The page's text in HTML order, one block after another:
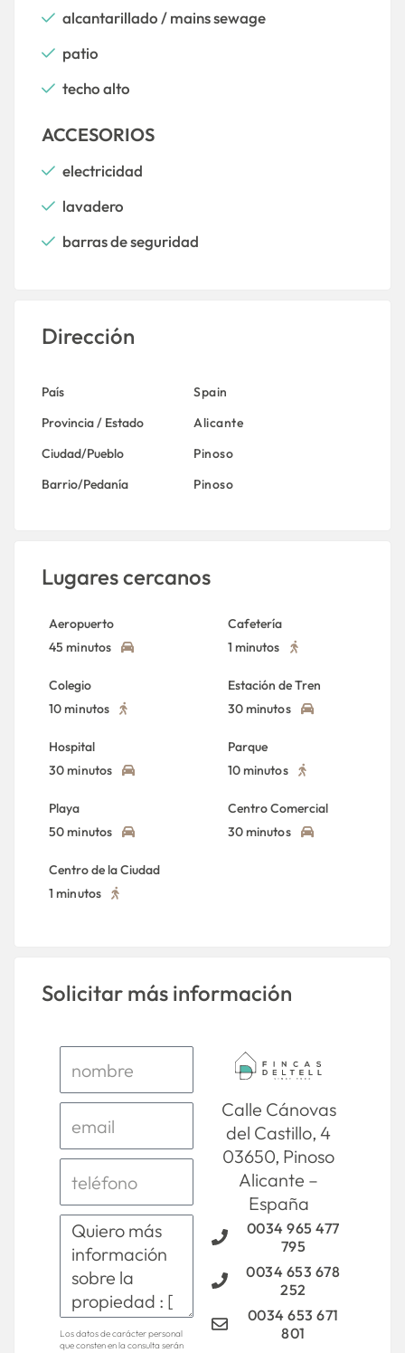
alcantarillado / mains sewage
patio
techo alto
ACCESORIOS
electricidad
lavadero
barras de seguridad
Dirección
País
Spain
Provincia / Estado
Alicante
Ciudad/Pueblo
Pinoso
Barrio/Pedanía
Pinoso
Lugares cercanos
Aeropuerto
45 minutos
Cafetería
1 minutos
Colegio
10 minutos
Estación de Tren
30 minutos
Hospital
30 minutos
Parque
10 minutos
Playa
50 minutos
Centro Comercial
30 minutos
Centro de la Ciudad
1 minutos
Solicitar más información
Los datos de carácter personal
que consten en la consulta serán
Calle Cánovas
del Castillo, 4
03650, Pinoso
Alicante –
España
0034 965 477
795
0034 653 678
252
0034 653 671
801